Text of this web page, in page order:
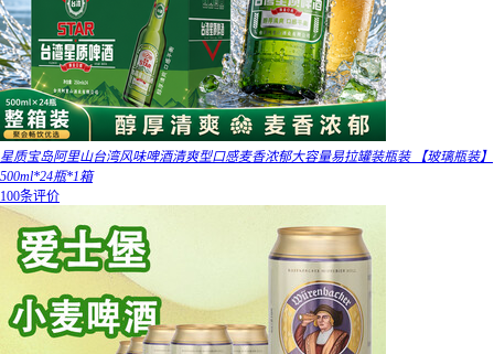
星质宝岛阿里山台湾风味啤酒清爽型口感麦香浓郁大容量易拉罐装瓶装 【玻璃瓶装】
500ml*24瓶*1箱
100条评价